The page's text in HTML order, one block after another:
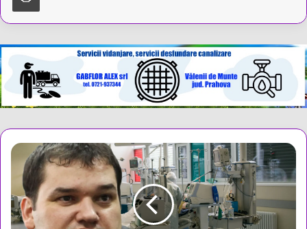
Spitalul
Sinaia,
pe
lista
obiectivelor